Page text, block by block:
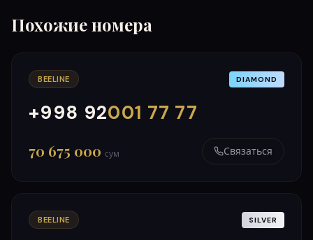
Похожие номера
BEELINE DIAMOND
+998 92001 77 77
000
999
70 675 000 сум Связаться
BEELINE SILVER